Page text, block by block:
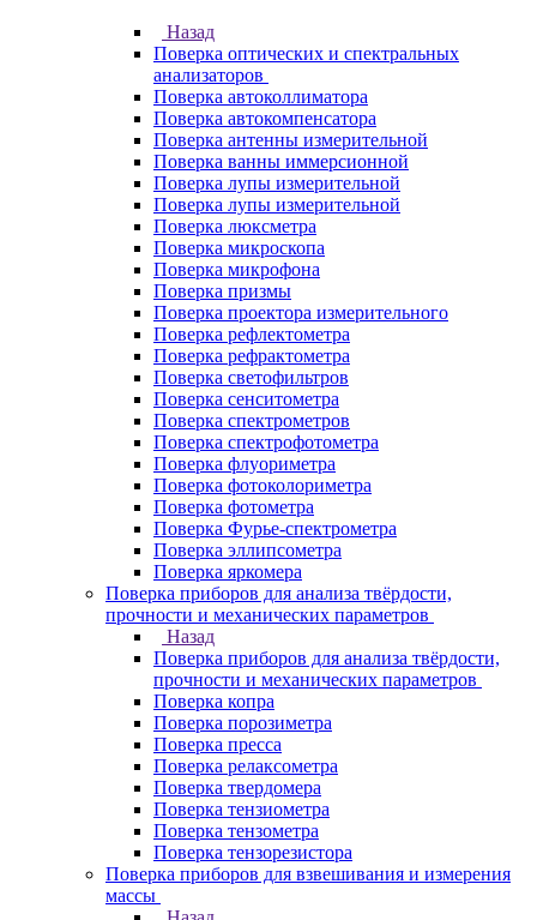
Назад
Поверка оптических и спектральных
анализаторов
Поверка автоколлиматора
Поверка автокомпенсатора
Поверка антенны измерительной
Поверка ванны иммерсионной
Поверка лупы измерительной
Поверка лупы измерительной
Поверка люксметра
Поверка микроскопа
Поверка микрофона
Поверка призмы
Поверка проектора измерительного
Поверка рефлектометра
Поверка рефрактометра
Поверка светофильтров
Поверка сенситометра
Поверка спектрометров
Поверка спектрофотометра
Поверка флуориметра
Поверка фотоколориметра
Поверка фотометра
Поверка Фурье-спектрометра
Поверка эллипсометра
Поверка яркомера
Поверка приборов для анализа твёрдости,
прочности и механических параметров
Назад
Поверка приборов для анализа твёрдости,
прочности и механических параметров
Поверка копра
Поверка порозиметра
Поверка пресса
Поверка релаксометра
Поверка твердомера
Поверка тензиометра
Поверка тензометра
Поверка тензорезистора
Поверка приборов для взвешивания и измерения
массы